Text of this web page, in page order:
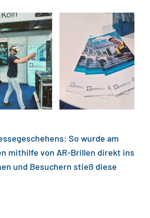
So wurde am
mithilfe von AR-Brillen direkt ins
und Besuchern stieß diese